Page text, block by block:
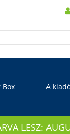
Box A
LESZ: